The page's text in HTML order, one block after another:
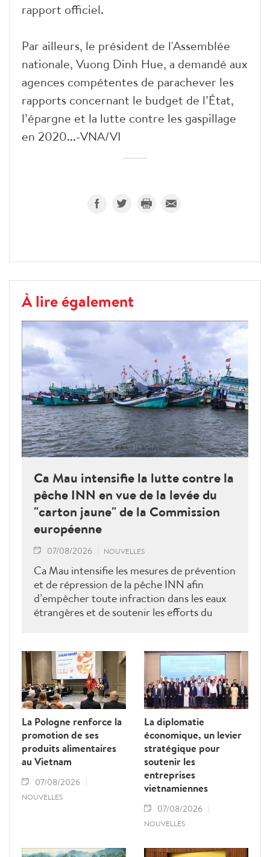
rapport officiel.
Par ailleurs, le président de l'Assemblée
nationale, Vuong Dinh Hue, a demandé aux
agences compétentes de parachever les
rapports concernant le budget de l’État,
l’épargne et la lutte contre les gaspillage
en 2020...-VNA/VI
À lire également
Ca Mau intensifie la lutte contre la
pêche INN en vue de la levée du
"carton jaune" de la Commission
européenne
07/08/2026 NOUVELLES
Ca Mau intensifie les mesures de prévention
et de répression de la pêche INN afin
d’empêcher toute infraction dans les eaux
étrangères et de soutenir les efforts du
La Pologne renforce la
promotion de ses
produits alimentaires
au Vietnam
07/08/2026
NOUVELLES
La diplomatie
économique, un levier
stratégique pour
soutenir les
entreprises
vietnamiennes
07/08/2026
NOUVELLES